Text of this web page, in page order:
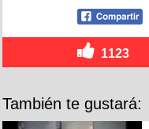
1123
También te gustará: